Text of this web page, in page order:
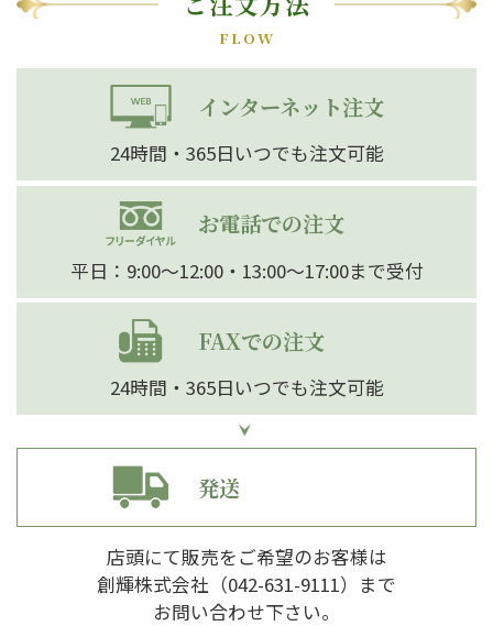
FLOW
インターネット注文
24時間・365日いつでも注文可能
お電話での注文
平日：9:00～12:00・13:00～17:00まで受付
FAXでの注文
24時間・365日いつでも注文可能
発送
店頭にて販売をご希望のお客様は
創輝株式会社（042-631-9111）まで
お問い合わせ下さい。